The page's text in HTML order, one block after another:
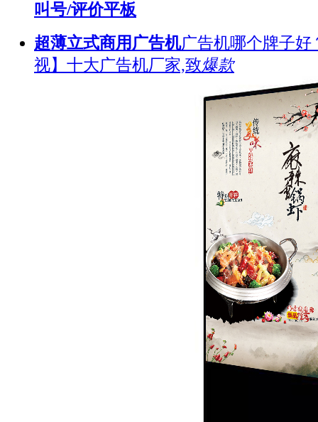
叫号/评价平板
超薄立式商用广告机广告机哪个牌子好
视】十大广告机厂家,致爆款